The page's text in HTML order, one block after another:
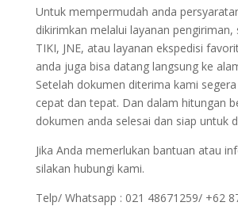
Untuk mempermudah anda
dikirimkan melalui layanan pengiriman,
TIKI, JNE, atau layanan ekspedisi
anda juga bisa datang langsung ke
Setelah dokumen diterima kami
cepat dan tepat. Dan dalam hitungan
dokumen anda selesai dan siap untuk
Jika Anda memerlukan bantuan atau
silakan hubungi kami.
Telp/ Whatsapp : 021 48671259/ +62